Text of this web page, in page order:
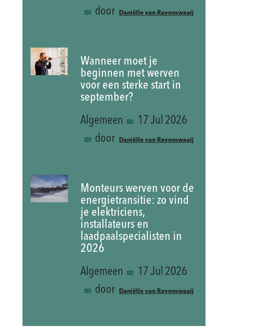
door
Daniëlle van Ravenswaaij
Wanneer moet je
beginnen met werven
voor een sterke start in
september?
Algemeen
17 Jul 2026
door
Daniëlle van Ravenswaaij
Monteurs werven voor de
energietransitie: zo vind
je elektriciens,
installateurs en
laadpaalspecialisten in
2026
Algemeen
17 Jul 2026
door
Daniëlle van Ravenswaaij